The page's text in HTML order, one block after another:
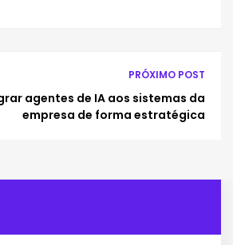
PRÓXIMO POST
agentes de IA aos sistemas da
empresa de forma estratégica